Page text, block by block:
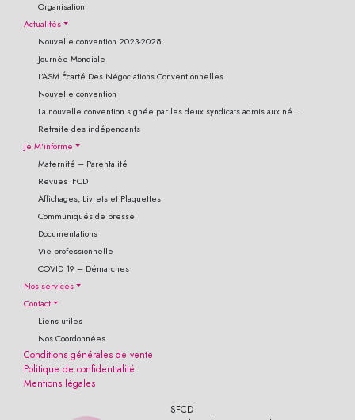
Organisation
Actualités
Nouvelle convention 2023-2028
Journée Mondiale
L’ASM Écarté Des Négociations Conventionnelles
Nouvelle convention
La nouvelle convention signée par les deux syndicats admis aux né...
Retraite des indépendants
Je M'informe
Maternité – Parentalité
Revues IFCD
Affichages, Livrets et Plaquettes
Communiqués de presse
Documentations
Vie professionnelle
COVID 19 – Démarches
Nos services
Contact
Liens utiles
Nos Coordonnées
Conditions générales de vente
Politique de confidentialité
Mentions légales
SFCD